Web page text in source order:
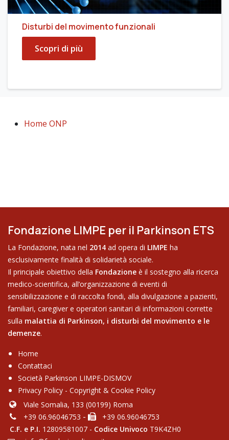
Disturbi del movimento funzionali
Scopri di più
Home ONP
Fondazione LIMPE per il Parkinson ETS
La Fondazione, nata nel 2014 ad opera di LIMPE ha
esclusivamente finalità di solidarietà sociale.
Il principale obiettivo della Fondazione è il sostegno alla ricerca
medico-scientifica, all’organizzazione di eventi di
sensibilizzazione e di raccolta fondi, alla divulgazione a pazienti,
familiari, caregiver e operatori sanitari di informazioni corrette
sulla malattia di Parkinson, i disturbi del movimento e le
demenze.
Home
Contattaci
Soci​età Parkinson LIMPE-DISMOV
Privacy Policy - Copyright & Cookie Policy
Viale Somalia, 133 (00199) Roma
+39 06.96046753 -
+39 06.96046753
C.F. e P.I. 12809581007 - Codice Univoco T9K4ZH0